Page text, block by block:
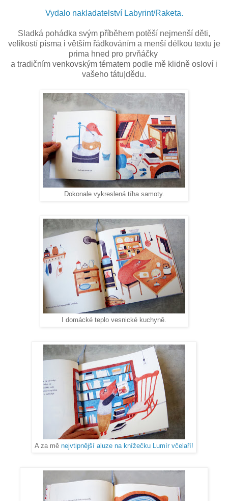
Vydalo nakladatelství Labyrint/Raketa.
Sladká pohádka svým příběhem potěší nejmenší děti,
velikostí písma i větším řádkováním a menší délkou textu je
prima hned pro prvňáčky
a tradičním venkovským tématem podle mě klidně osloví i
vašeho tátu|dědu.
Dokonale vykreslená tíha samoty.
I domácké teplo vesnické kuchyně.
A za mě nejvtipnější aluze na knížečku Lumír včelaří!